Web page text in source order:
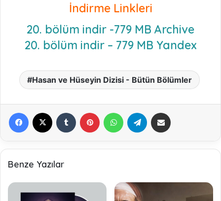
İndirme Linkleri
20. bölüm indir -779 MB Archive
20. bölüm indir – 779 MB Yandex
Hasan ve Hüseyin Dizisi - Bütün Bölümler
Benze Yazılar